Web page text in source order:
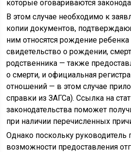
которые оговариваются
В этом случае необходимо к
копии документов,
ним относятся рождение
свидетельство о рождении,
родственника — также
о смерти, и официальная
отношений — в этом случае
справки из ЗАГСа). Ссылка на
законодательства поможет
при наличии перечисленных
Однако поскольку
возможности предоставления